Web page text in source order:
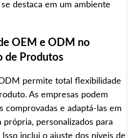
destaca em um ambiente
OEM e ODM no
de Produtos
permite total flexibilidade
As empresas podem
comprovadas e adaptá-las em
personalizados para
inclui o ajuste dos níveis de